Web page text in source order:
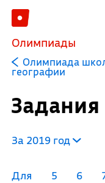
Олимпиады
Олимпиада
географии
Задания
За 2019 год
Для 5 6